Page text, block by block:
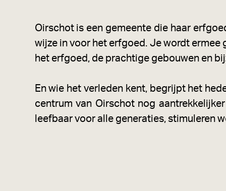
Oirschot is een gemeente die haar
wijze in voor het erfgoed. Je wordt ermee
het erfgoed, de prachtige gebouwen en
En wie het verleden kent, begrijpt het
centrum van Oirschot nog
leefbaar voor alle generaties, stimuleren